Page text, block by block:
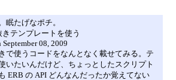
眠たげなポチ。
テンプレートを使う
September 08, 2009
で使うコードをなんとなく載せてみる。テ
いたいんだけど、ちょっとしたスクリプト
ERB の API どんなんだったか覚えてない